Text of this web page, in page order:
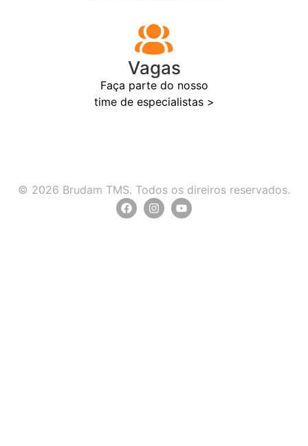
Vagas
Faça parte do nosso
time de especialistas >
© 2026 Brudam TMS. Todos os direiros reservados.